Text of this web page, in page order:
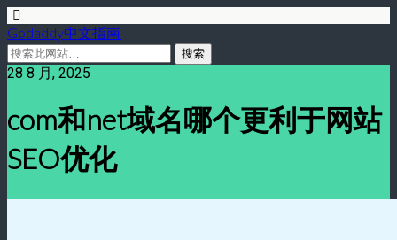
Godaddy中文指南
28 8 月, 2025
com和net域名哪个更利于网站
SEO优化